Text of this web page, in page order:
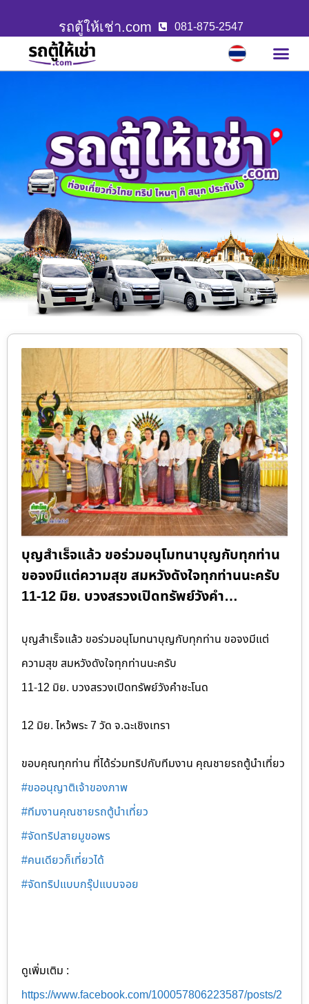
รถตู้ให้เช่า.com 081-875-2547
บุญสำเร็จแล้ว ขอร่วมอนุโมทนาบุญกับทุกท่าน
ขอจงมีแต่ความสุข สมหวังดังใจทุกท่านนะครับ
11-12 มิย. บวงสรวงเปิดทรัพย์วังคำ…
บุญสำเร็จแล้ว ขอร่วมอนุโมทนาบุญกับทุกท่าน ขอจงมีแต่
ความสุข สมหวังดังใจทุกท่านนะครับ
11-12 มิย. บวงสรวงเปิดทรัพย์วังคำชะโนด
12 มิย. ไหว้พระ 7 วัด จ.ฉะเชิงเทรา
ขอบคุณทุกท่าน ที่ได้ร่วมทริปกับทีมงาน คุณชายรถตู้นำเที่ยว
#ขออนุญาติเจ้าของภาพ
#ทีมงานคุณชายรถตู้นำเที่ยว
#จัดทริปสายมูขอพร
#คนเดียวก็เที่ยวได้
#จัดทริปแบบกรุ๊ปแบบจอย
ดูเพิ่มเติม :
https://www.facebook.com/100057806223587/posts/2